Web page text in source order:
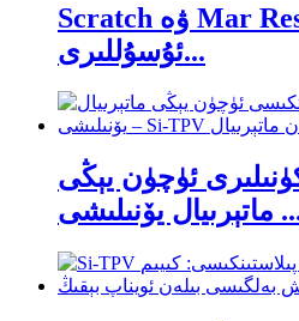
Scratch ۋە Mar Res نى كۈچەيتىش
ئۇسۇللىرى...
ئۈچۈن يېڭى
يۆنىلىشى ...